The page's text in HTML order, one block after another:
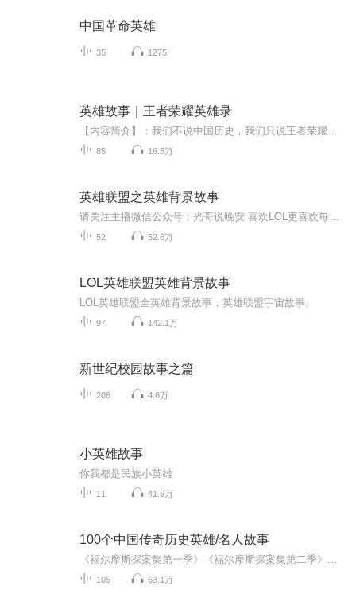
中国革命英雄
35 1275
英雄故事｜王者荣耀英雄录
85 16.5万
英雄联盟之英雄背景故事
52 52.6万
LOL英雄联盟英雄背景故事
LOL英雄联盟全英雄背景故事，英雄联盟宇宙故事。
97 142.1万
新世纪校园故事之篇
208 4.6万
小英雄故事
你我都是民族小英雄
11 41.6万
100个中国传奇历史英雄/名人故事
105 63.1万